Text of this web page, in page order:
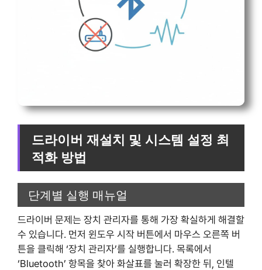
드라이버 재설치 및 시스템 설정 최
적화 방법
단계별 실행 매뉴얼
드라이버 문제는 장치 관리자를 통해 가장 확실하게 해결할
수 있습니다. 먼저 윈도우 시작 버튼에서 마우스 오른쪽 버
튼을 클릭해 ‘장치 관리자’를 실행합니다. 목록에서
‘Bluetooth’ 항목을 찾아 화살표를 눌러 확장한 뒤, 인텔